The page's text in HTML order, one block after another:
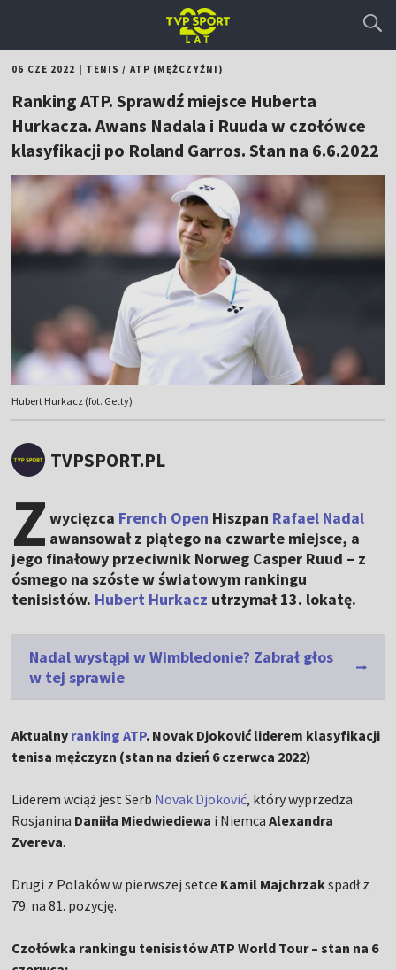
06 CZE 2022 TENIS / ATP (MĘŻCZYŹNI)
Ranking ATP. Sprawdź miejsce Huberta
Hurkacza. Awans Nadala i Ruuda w czołówce
klasyfikacji po Roland Garros. Stan na 6.6.2022
Hubert Hurkacz (fot. Getty)
TVPSPORT.PL
Z wycięzca French Open Hiszpan Rafael Nadal
awansował z piątego na czwarte miejsce, a
jego finałowy przeciwnik Norweg Casper Ruud – z
ósmego na szóste w światowym rankingu
tenisistów. Hubert Hurkacz utrzymał 13. lokatę.
Nadal wystąpi w Wimbledonie? Zabrał głos
w tej sprawie
Aktualny ranking ATP. Novak Djoković liderem klasyfikacji
tenisa mężczyzn (stan na dzień 6 czerwca 2022)
Liderem wciąż jest Serb Novak Djoković, który wyprzedza
Rosjanina Daniiła Miedwiediewa i NiemcaAlexandra
Zvereva.
Drugi z Polaków w pierwszej setce Kamil Majchrzakspadł z
79. na 81. pozycję.
Czołówka rankingu tenisistów ATP World Tour – stan na 6